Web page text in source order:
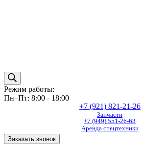
Режим работы:
Пн–Пт: 8:00 - 18:00
+7 (921) 821-21-26
Запчасти
+7 (949) 551-26-63
Аренда спецтехники
Заказать звонок